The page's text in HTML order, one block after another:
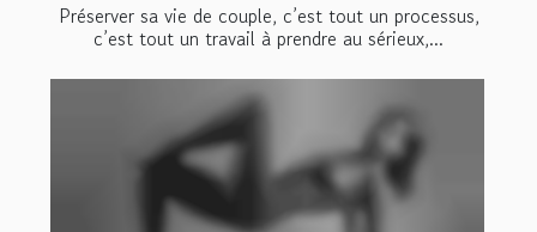
Préserver sa vie de couple, c’est tout un processus,
c’est tout un travail à prendre au sérieux,...